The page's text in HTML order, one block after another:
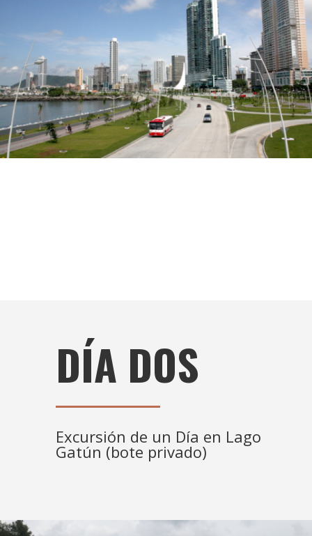
DÍA DOS
Excursión de un Día en Lago
Gatún (bote privado)